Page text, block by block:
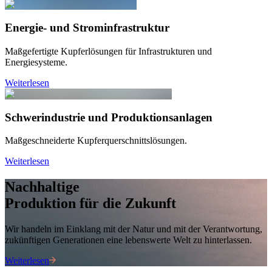
Energie- und Strominfrastruktur
Maßgefertigte Kupferlösungen für Infrastrukturen und
Energiesysteme.
Weiterlesen
Schwerindustrie und Produktionsanlagen
Maßgeschneiderte Kupferquerschnittslösungen.
Weiterlesen
Nachhaltige
Produktion für die Zukunft
Wir handeln im Einklang mit der Natur und mit der Verantwortung,
zukünftigen Generationen eine lebenswerte Welt zu hinterlassen.
Weiterlesen